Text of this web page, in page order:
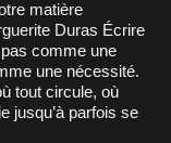
matière
Duras Écrire
comme une
une nécessité.
tout circule, où
jusqu’à parfois se